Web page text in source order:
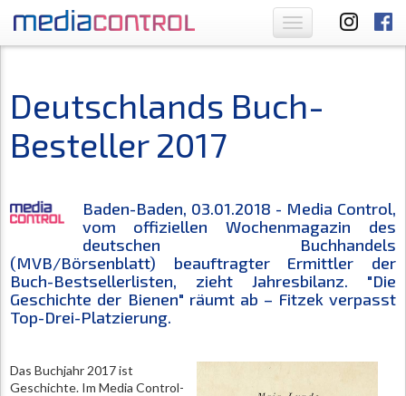
Toggle
navigation
Deutschlands Buch-
Besteller 2017
Baden-Baden, 03.01.2018 - Media Control,
vom offiziellen Wochenmagazin des
deutschen Buchhandels
(MVB/Börsenblatt) beauftragter Ermittler der
Buch-Bestsellerlisten, zieht Jahresbilanz. "Die
Geschichte der Bienen" räumt ab – Fitzek verpasst
Top-Drei-Platzierung.
Das Buchjahr 2017 ist
Geschichte. Im Media Control-